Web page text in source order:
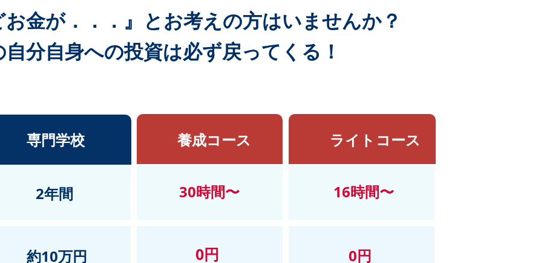
お金が．．．』とお考えの方はいませんか？
分自身への投資は必ず戻ってくる！